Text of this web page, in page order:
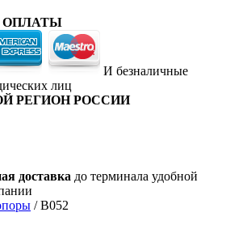
И безналичные
лиц
РЕГИОН РОССИИ
доставка до терминала удобной
/B052